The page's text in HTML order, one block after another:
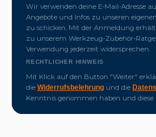
Wir verwenden deine E-Mail-Adresse
Angebote und Infos zu unseren
zu schicken. Mit der Anmeldung
zu unserem Werkzeug-Zubehör-
Verwendung jederzeit widersprechen.
RECHTLICHER HINWEIS
Mit Klick auf den Button "Weiter"
die Widerrufsbelehrung und die
Kenntnis genommen haben und diese